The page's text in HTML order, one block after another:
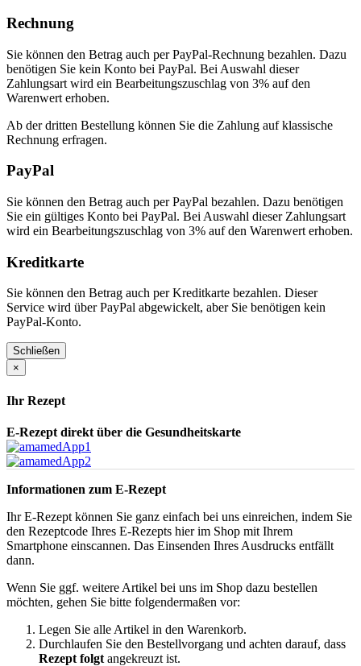
Rechnung
Sie können den Betrag auch per PayPal-Rechnung bezahlen. Dazu
benötigen Sie kein Konto bei PayPal. Bei Auswahl dieser
Zahlungsart wird ein Bearbeitungszuschlag von 3% auf den
Warenwert erhoben.
Ab der dritten Bestellung können Sie die Zahlung auf klassische
Rechnung erfragen.
PayPal
Sie können den Betrag auch per PayPal bezahlen. Dazu benötigen
Sie ein gültiges Konto bei PayPal. Bei Auswahl dieser Zahlungsart
wird ein Bearbeitungszuschlag von 3% auf den Warenwert erhoben.
Kreditkarte
Sie können den Betrag auch per Kreditkarte bezahlen. Dieser
Service wird über PayPal abgewickelt, aber Sie benötigen kein
PayPal-Konto.
Schließen
×
Ihr Rezept
E-Rezept direkt über die Gesundheitskarte
Informationen zum E-Rezept
Ihr E-Rezept können Sie ganz einfach bei uns einreichen, indem Sie
den Rezeptcode Ihres E-Rezepts hier im Shop mit Ihrem
Smartphone einscannen. Das Einsenden Ihres Ausdrucks entfällt
dann.
Wenn Sie ggf. weitere Artikel bei uns im Shop dazu bestellen
möchten, gehen Sie bitte folgendermaßen vor:
Legen Sie alle Artikel in den Warenkorb.
Durchlaufen Sie den Bestellvorgang und achten darauf, dass
Rezept folgt angekreuzt ist.